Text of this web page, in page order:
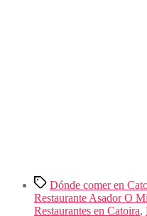
Etiquetas
Dónde comer en
Restaurante Asador O
Restaurantes en Catoira,